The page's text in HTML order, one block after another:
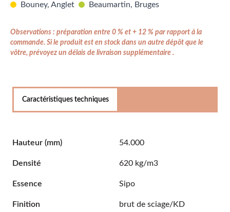
Bouney, Anglet
Beaumartin, Bruges
Observations : préparation entre 0 % et + 12 % par rapport à la
commande. Si le produit est en stock dans un autre dépôt que le
vôtre, prévoyez un délais de livraison supplémentaire .
Caractéristiques techniques
Hauteur (mm) 54.000
Densité 620 kg/m3
Essence Sipo
Finition brut de sciage/KD